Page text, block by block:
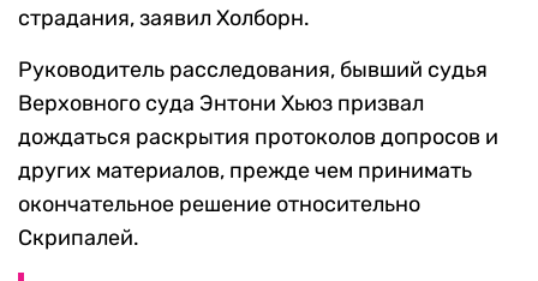
страдания, заявил Холборн.
Руководитель расследования, бывший судья
Верховного суда Энтони Хьюз призвал
дождаться раскрытия протоколов допросов и
других материалов, прежде чем принимать
окончательное решение относительно
Скрипалей.